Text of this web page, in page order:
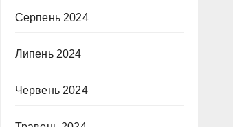
Серпень 2024
Липень 2024
Червень 2024